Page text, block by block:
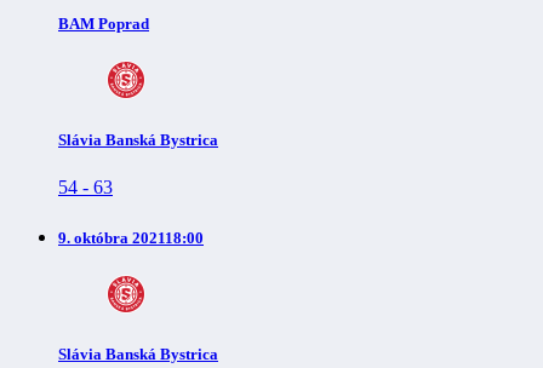
BAM Poprad
Slávia Banská Bystrica
54 - 63
9. októbra 202118:00
Slávia Banská Bystrica